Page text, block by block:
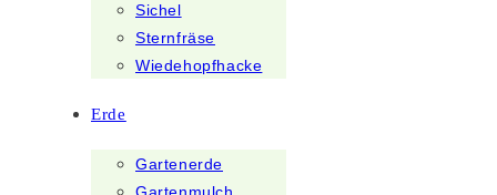
Sichel
Sternfräse
Wiedehopfhacke
Erde
Gartenerde